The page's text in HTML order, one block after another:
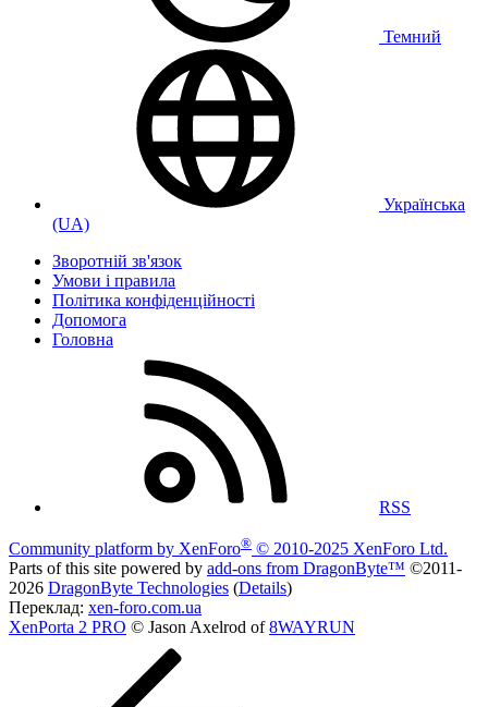
Темний
Українська
(UA)
Зворотній зв'язок
Умови і правила
Політика конфіденційності
Дoпoмoга
Головна
RSS
Community platform by XenForo® © 2010-2025 XenForo Ltd.
Parts of this site powered by add-ons from DragonByte™ ©2011-
2026 DragonByte Technologies (Details)
Переклад: xen-foro.com.ua
XenPorta 2 PRO © Jason Axelrod of8WAYRUN